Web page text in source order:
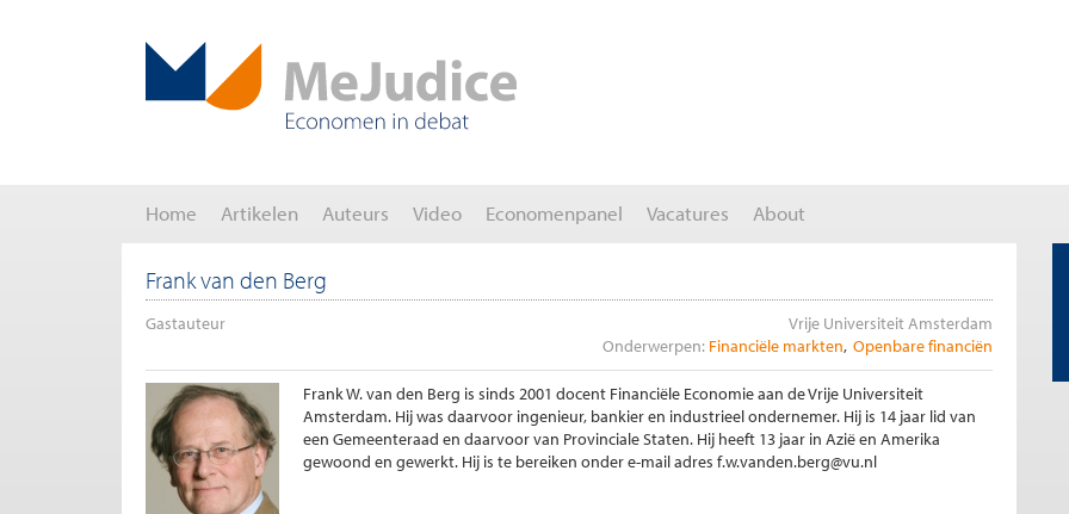
Home Artikelen Auteurs Video Economenpanel Vacatures About
Frank van den Berg
Gastauteur
Vrije Universiteit Amsterdam
Onderwerpen: Financiële markten Openbare financiën
Frank W. van den Berg is sinds 2001 docent Financiële Economie aan de Vrije Universiteit
Amsterdam. Hij was daarvoor ingenieur, bankier en industrieel ondernemer. Hij is 14 jaar lid van
een Gemeenteraad en daarvoor van Provinciale Staten. Hij heeft 13 jaar in Azië en Amerika
gewoond en gewerkt. Hij is te bereiken onder e-mail adres f.w.vanden.berg@vu.nl